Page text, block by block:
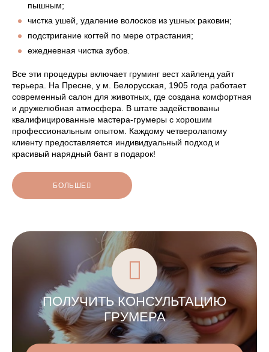
пышным;
чистка ушей, удаление волосков из ушных раковин;
подстригание когтей по мере отрастания;
ежедневная чистка зубов.
Все эти процедуры включает груминг вест хайленд уайт
терьера. На Пресне, у м. Белорусская, 1905 года работает
современный салон для животных, где создана комфортная
и дружелюбная атмосфера. В штате задействованы
квалифицированные мастера-грумеры с хорошим
профессиональным опытом. Каждому четверолапому
клиенту предоставляется индивидуальный подход и
красивый нарядный бант в подарок!
БОЛЬШЕ
ПОЛУЧИТЬ КОНСУЛЬТАЦИЮ
ГРУМЕРА